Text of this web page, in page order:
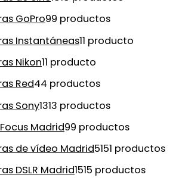
GoPro99 productos
Instantáneas11 producto
Nikon11 producto
Red44 productos
Sony1313 productos
Madrid99 productos
de vídeo Madrid5151 productos
DSLR Madrid1515 productos